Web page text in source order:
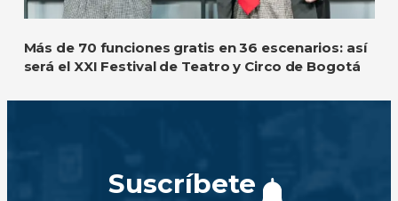
Más de 70 funciones gratis en 36 escenarios: así
será el XXI Festival de Teatro y Circo de Bogotá
Suscríbete